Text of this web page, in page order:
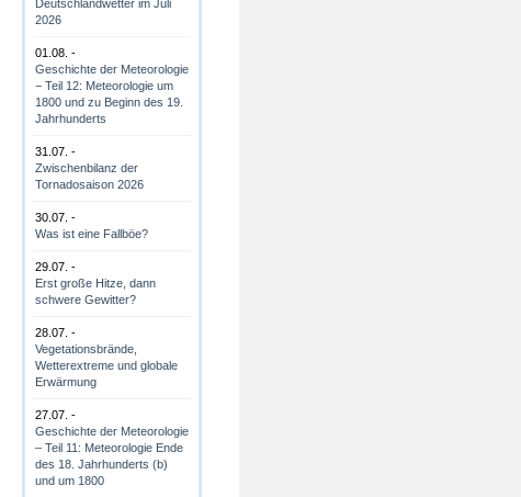
Deutschlandwetter im Juli
2026
01.08. -
Geschichte der Meteorologie
− Teil 12: Meteorologie um
1800 und zu Beginn des 19.
Jahrhunderts
31.07. -
Zwischenbilanz der
Tornadosaison 2026
30.07. -
Was ist eine Fallböe?
29.07. -
Erst große Hitze, dann
schwere Gewitter?
28.07. -
Vegetationsbrände,
Wetterextreme und globale
Erwärmung
27.07. -
Geschichte der Meteorologie
– Teil 11: Meteorologie Ende
des 18. Jahrhunderts (b)
und um 1800